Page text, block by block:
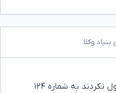
وکلا
بدوا کالا را به فروشگاه عودت دهید اگر قبول نکردند به شماره ۱۲۴